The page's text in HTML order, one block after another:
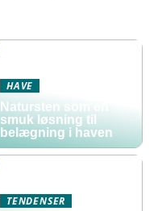
HAVE
Natursten som en
smuk løsning til
belægning i haven
TENDENSER